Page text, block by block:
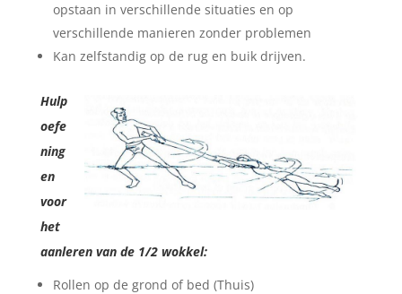
opstaan in verschillende situaties en op
verschillende manieren zonder problemen
Kan zelfstandig op de rug en buik drijven.
Hulp
oefe
ning
en
voor
het
aanleren van de 1/2 wokkel:
Rollen op de grond of bed (Thuis)